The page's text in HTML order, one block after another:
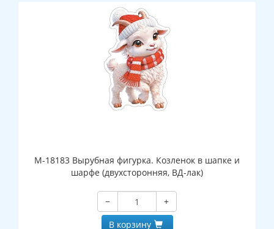
М-18183 Вырубная фигурка. Козленок в шапке и
шарфе (двухсторонняя, ВД-лак)
−
+
В корзину